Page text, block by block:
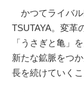
かつてライバル
TSUTAYA。変革
「うさぎと亀」
新たな鉱脈をつ
長を続けていくこ